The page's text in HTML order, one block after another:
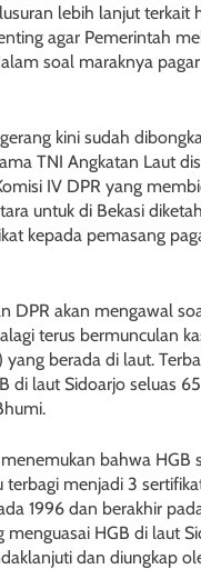
lebih lanjut terkait
agar Pemerintah
soal maraknya
kini sudah
TNI Angkatan Laut
IV DPR yang
untuk di Bekasi
kepada pemasang
DPR akan mengawal
terus bermunculan
yang berada di laut.
di laut Sidoarjo seluas
bahwa HGB
terbagi menjadi 3
1996 dan berakhir
menguasai HGB di laut
dan diungkap